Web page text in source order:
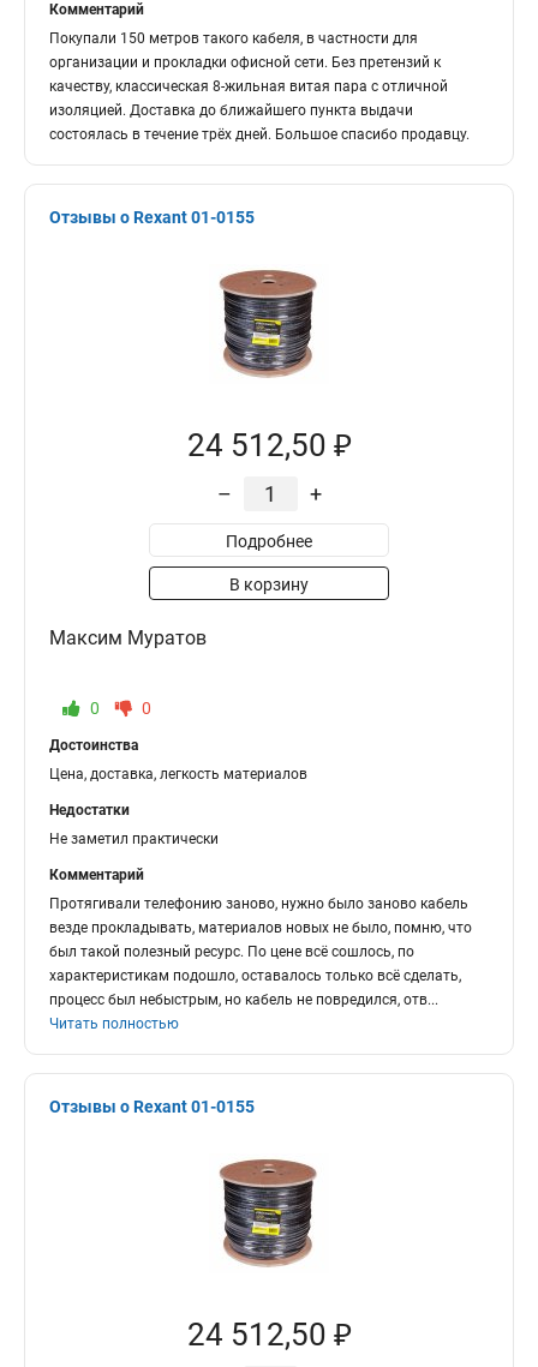
Комментарий
Покупали 150 метров такого кабеля, в частности для
организации и прокладки офисной сети. Без претензий к
качеству, классическая 8-жильная витая пара с отличной
изоляцией. Доставка до ближайшего пункта выдачи
состоялась в течение трёх дней. Большое спасибо продавцу.
Отзывы о Rexant 01-0155
24 512,50 ₽
– +
Подробнее
В корзину
Максим Муратов
0 0
Достоинства
Цена, доставка, легкость материалов
Недостатки
Не заметил практически
Комментарий
Протягивали телефонию заново, нужно было заново кабель
везде прокладывать, материалов новых не было, помню, что
был такой полезный ресурс. По цене всё сошлось, по
характеристикам подошло, оставалось только всё сделать,
процесс был небыстрым, но кабель не повредился, отв...
Читать полностью
Отзывы о Rexant 01-0155
24 512,50 ₽